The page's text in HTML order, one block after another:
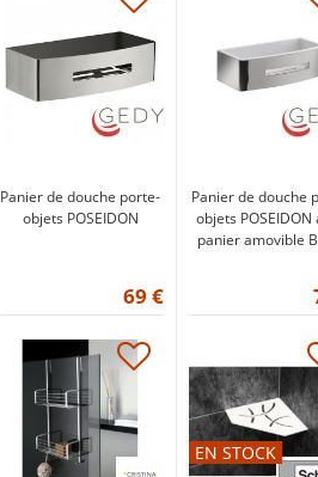
Panier de douche porte-
objets POSEIDON
69 €
Panier de douche
objets POSEIDON
panier amovible
EN STOCK